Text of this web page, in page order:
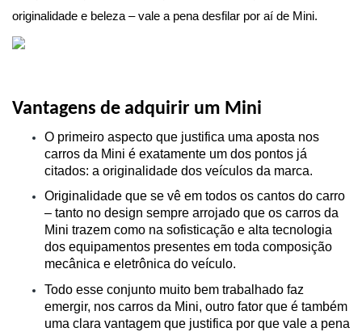
originalidade e beleza – vale a pena desfilar por aí de Mini.
Vantagens de adquirir um Mini
O primeiro aspecto que justifica uma aposta nos
carros da Mini é exatamente um dos pontos já
citados: a originalidade dos veículos da marca.
Originalidade que se vê em todos os cantos do carro
– tanto no design sempre arrojado que os carros da
Mini trazem como na sofisticação e alta tecnologia
dos equipamentos presentes em toda composição
mecânica e eletrônica do veículo.
Todo esse conjunto muito bem trabalhado faz
emergir, nos carros da Mini, outro fator que é também
uma clara vantagem que justifica por que vale a pena